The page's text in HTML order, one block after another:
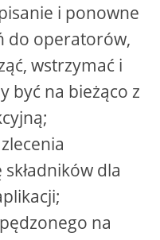
i ponowne
do operatorów,
wstrzymać i
być na bieżąco z
dla
na